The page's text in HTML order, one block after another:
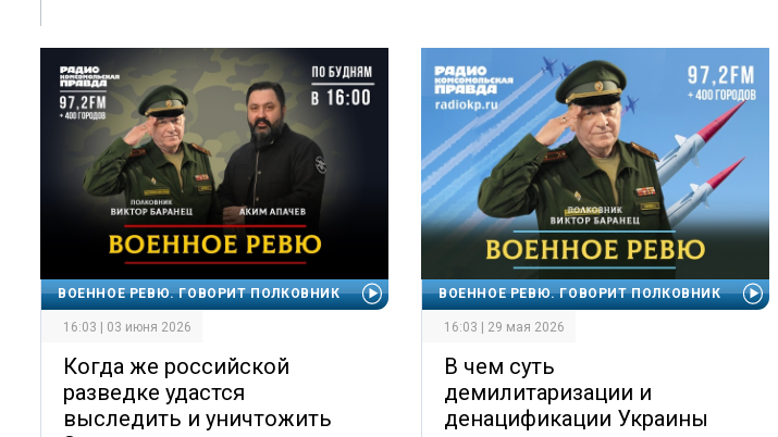
ВОЕННОЕ РЕВЮ. ГОВОРИТ ПОЛКОВНИК
16:03 | 03 июня 2026
Когда же российской
разведке удастся
выследить и уничтожить
ВОЕННОЕ РЕВЮ. ГОВОРИТ ПОЛКОВНИК
16:03 | 29 мая 2026
В чем суть
демилитаризации и
денацификации Украины